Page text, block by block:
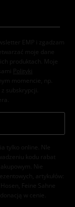
EMP i zgadzam
moje dane
produktach. Moje
Polityki
momencie, np.
subskrypcji.
tylko online. NIe
kodu rabat
Nie
artykułów:
Feine Sahne
w cenie.